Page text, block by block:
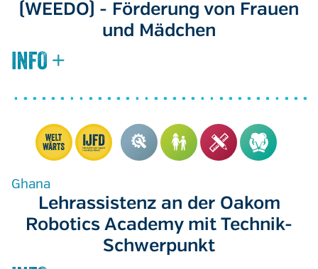
(WEEDO) - Förderung von Frauen
und Mädchen
Ghana
Lehrassistenz an der Oakom
Robotics Academy mit Technik-
Schwerpunkt